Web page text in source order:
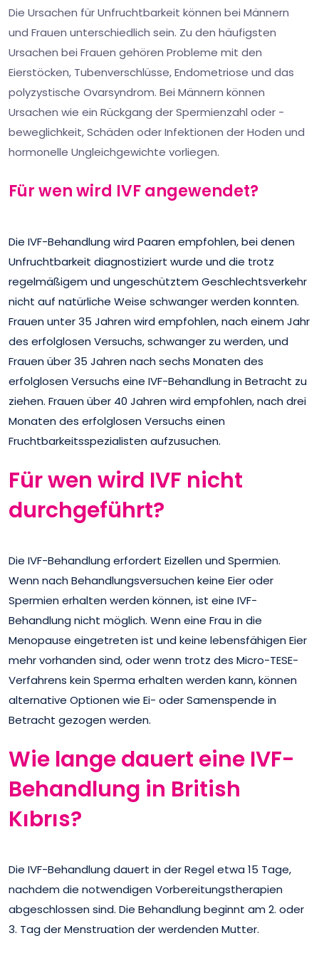
Die Ursachen für Unfruchtbarkeit können bei Männern
und Frauen unterschiedlich sein. Zu den häufigsten
Ursachen bei Frauen gehören Probleme mit den
Eierstöcken, Tubenverschlüsse, Endometriose und das
polyzystische Ovarsyndrom. Bei Männern können
Ursachen wie ein Rückgang der Spermienzahl oder -
beweglichkeit, Schäden oder Infektionen der Hoden und
hormonelle Ungleichgewichte vorliegen.
Für wen wird IVF angewendet?
Die IVF-Behandlung wird Paaren empfohlen, bei denen
Unfruchtbarkeit diagnostiziert wurde und die trotz
regelmäßigem und ungeschütztem Geschlechtsverkehr
nicht auf natürliche Weise schwanger werden konnten.
Frauen unter 35 Jahren wird empfohlen, nach einem Jahr
des erfolglosen Versuchs, schwanger zu werden, und
Frauen über 35 Jahren nach sechs Monaten des
erfolglosen Versuchs eine IVF-Behandlung in Betracht zu
ziehen. Frauen über 40 Jahren wird empfohlen, nach drei
Monaten des erfolglosen Versuchs einen
Fruchtbarkeitsspezialisten aufzusuchen.
Für wen wird IVF nicht
durchgeführt?
Die IVF-Behandlung erfordert Eizellen und Spermien.
Wenn nach Behandlungsversuchen keine Eier oder
Spermien erhalten werden können, ist eine IVF-
Behandlung nicht möglich. Wenn eine Frau in die
Menopause eingetreten ist und keine lebensfähigen Eier
mehr vorhanden sind, oder wenn trotz des Micro-TESE-
Verfahrens kein Sperma erhalten werden kann, können
alternative Optionen wie Ei- oder Samenspende in
Betracht gezogen werden.
Wie lange dauert eine IVF-
Behandlung in British
Kıbrıs?
Die IVF-Behandlung dauert in der Regel etwa 15 Tage,
nachdem die notwendigen Vorbereitungstherapien
abgeschlossen sind. Die Behandlung beginnt am 2. oder
3. Tag der Menstruation der werdenden Mutter.